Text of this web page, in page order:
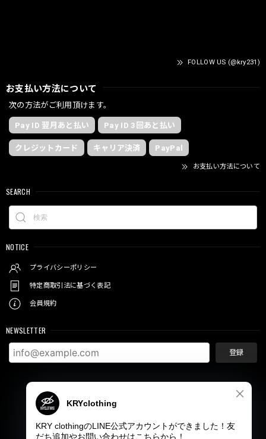
FOLLOW US (@kry231)
お支払い方法について
次の方法がご利用頂けます。
Pay ID 翌月あと払い Pay ID 3回あと払い
クレジットカード キャリア決済 PayPal
お支払い方法について
SEARCH
NOTICE
プライバシーポリシー
特定商取引法に基づく表記
会員規約
NEWSLETTER
登録
© KRY clothing